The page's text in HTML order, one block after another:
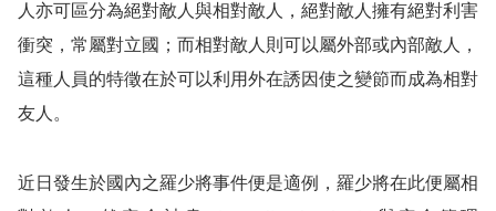
人亦可區分為絕對敵人與相對敵人，絕對敵人擁有絕對利害
衝突，常屬對立國；而相對敵人則可以屬外部或內部敵人，
這種人員的特徵在於可以利用外在誘因使之變節而成為相對
友人。
近日發生於國內之羅少將事件便是適例，羅少將在此便屬相